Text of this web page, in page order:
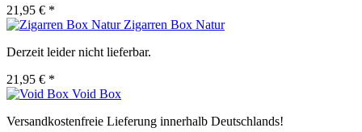
21,95 € *
Zigarren Box Natur
Derzeit leider nicht lieferbar.
21,95 € *
Void Box
Versandkostenfreie Lieferung innerhalb Deutschlands!